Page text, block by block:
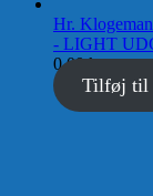
Hr.
- LIGHT
0,00kr.
Tilføj til